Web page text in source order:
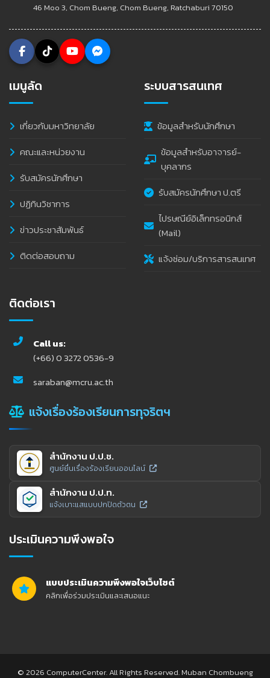
46 Moo 3, Chom Bueng, Chom Bueng, Ratchaburi 70150
เมนูลัด
เกี่ยวกับมหาวิทยาลัย
คณะและหน่วยงาน
รับสมัครนักศึกษา
ปฏิทินวิชาการ
ข่าวประชาสัมพันธ์
ติดต่อสอบถาม
ระบบสารสนเทศ
ข้อมูลสำหรับนักศึกษา
ข้อมูลสำหรับอาจารย์-
บุคลากร
รับสมัครนักศึกษา ป.ตรี
ไปรษณีย์อิเล็กทรอนิกส์
(Mail)
แจ้งซ่อม/บริการสารสนเทศ
ติดต่อเรา
Call us:
(+66) 0 3272 0536-9
saraban@mcru.ac.th
แจ้งเรื่องร้องเรียนการทุจริตฯ
สำนักงาน ป.ป.ช.
ศูนย์ยื่นเรื่องร้องเรียนออนไลน์
สำนักงาน ป.ป.ท.
แจ้งเบาะแสแบบปกปิดตัวตน
ประเมินความพึงพอใจ
แบบประเมินความพึงพอใจเว็บไซต์
คลิกเพื่อร่วมประเมินและเสนอแนะ
© 2026 ComputerCenter. All Rights Reserved. Muban Chombueng